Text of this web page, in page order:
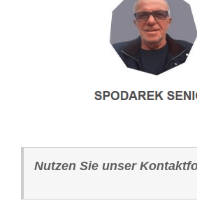
Nutzen Sie unser